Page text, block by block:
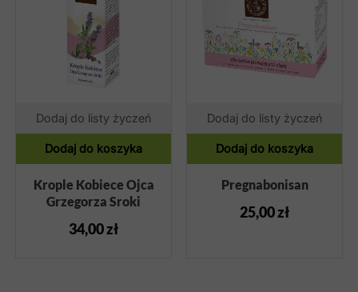
Dodaj do listy życzeń
Dodaj do koszyka
Krople Kobiece Ojca
Grzegorza Sroki
34,00zł
Dodaj do listy życzeń
Dodaj do koszyka
Pregnabonisan
25,00zł